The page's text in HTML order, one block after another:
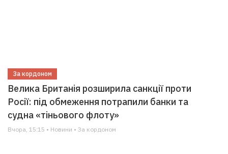
За кордоном
Велика Британія розширила санкції проти
Росії: під обмеження потрапили банки та
судна «тіньового флоту»
Вчора, 15:15 • Новини • За кордоном